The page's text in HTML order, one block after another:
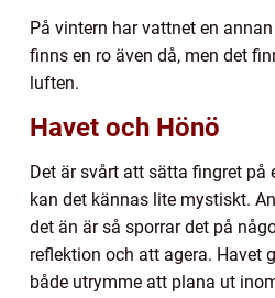
På vintern har vattnet en
finns en ro även då, men det
luften.
Havet och Hönö
Det är svårt att sätta fingret på
kan det kännas lite mystiskt.
det än är så sporrar det på
reflektion och att agera. Havet
både utrymme att plana ut